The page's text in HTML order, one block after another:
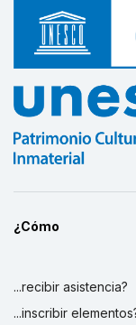
¿Cómo
...recibir asistencia?
...inscribir